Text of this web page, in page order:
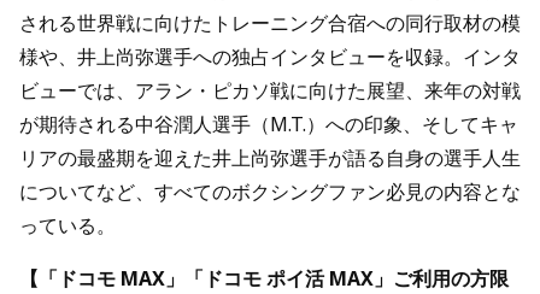
される世界戦に向けたトレーニング合宿への同行取材の模
様や、井上尚弥選手への独占インタビューを収録。インタ
ビューでは、アラン・ピカソ戦に向けた展望、来年の対戦
が期待される中谷潤人選手（M.T.）への印象、そしてキャ
リアの最盛期を迎えた井上尚弥選手が語る自身の選手人生
についてなど、すべてのボクシングファン必見の内容とな
っている。
【「ドコモ MAX」「ドコモ ポイ活 MAX」ご利用の方限